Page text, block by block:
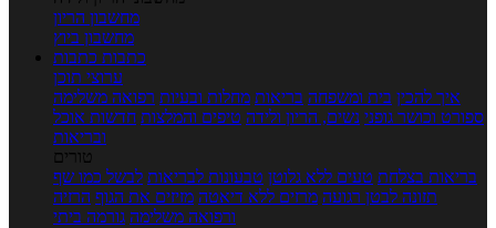
מחשבון הריון
מחשבון ביוץ
כתבות כתבות
ערוצי תוכן
איך להכין בית ומשפחה בריאות מחלות ובעיות רפואה משלימה
ספורט וכושר גופני נשים, הריון ולידה טיפים והמלצות חדשות אוכל
ובריאות
טורים
בריאות בצלחת טעים ללא גלוטן טבעונות לבריאות לבשל כמו שף
תזונה לבטן רגועה מרזים ללא דיאטה מזיזים את הגוף הרזיה
ורפואה משלימה גורמה ביתי